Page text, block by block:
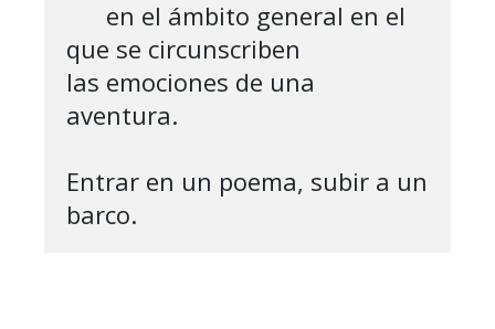
que se circunscriben
las emociones de una
aventura.
Entrar en un poema, subir a un